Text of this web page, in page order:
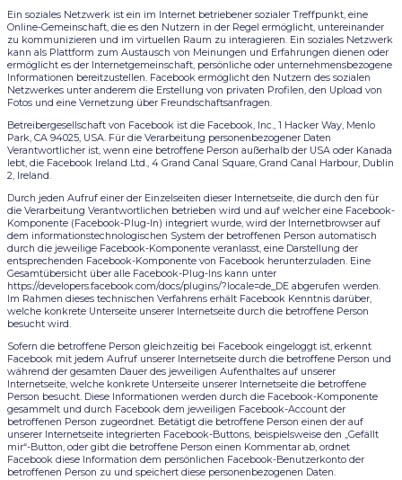
Ein soziales Netzwerk ist ein im Internet betriebener sozialer Treffpunkt, eine
Online-Gemeinschaft, die es den Nutzern in der Regel ermöglicht, untereinander
zu kommunizieren und im virtuellen Raum zu interagieren. Ein soziales Netzwerk
kann als Plattform zum Austausch von Meinungen und Erfahrungen dienen oder
ermöglicht es der Internetgemeinschaft, persönliche oder unternehmensbezogene
Informationen bereitzustellen. Facebook ermöglicht den Nutzern des sozialen
Netzwerkes unter anderem die Erstellung von privaten Profilen, den Upload von
Fotos und eine Vernetzung über Freundschaftsanfragen.
Betreibergesellschaft von Facebook ist die Facebook, Inc., 1 Hacker Way, Menlo
Park, CA 94025, USA. Für die Verarbeitung personenbezogener Daten
Verantwortlicher ist, wenn eine betroffene Person außerhalb der USA oder Kanada
lebt, die Facebook Ireland Ltd., 4 Grand Canal Square, Grand Canal Harbour, Dublin
2, Ireland.
Durch jeden Aufruf einer der Einzelseiten dieser Internetseite, die durch den für
die Verarbeitung Verantwortlichen betrieben wird und auf welcher eine Facebook-
Komponente (Facebook-Plug-In) integriert wurde, wird der Internetbrowser auf
dem informationstechnologischen System der betroffenen Person automatisch
durch die jeweilige Facebook-Komponente veranlasst, eine Darstellung der
entsprechenden Facebook-Komponente von Facebook herunterzuladen. Eine
Gesamtübersicht über alle Facebook-Plug-Ins kann unter
https://developers.facebook.com/docs/plugins/?locale=de_DE abgerufen werden.
Im Rahmen dieses technischen Verfahrens erhält Facebook Kenntnis darüber,
welche konkrete Unterseite unserer Internetseite durch die betroffene Person
besucht wird.
Sofern die betroffene Person gleichzeitig bei Facebook eingeloggt ist, erkennt
Facebook mit jedem Aufruf unserer Internetseite durch die betroffene Person und
während der gesamten Dauer des jeweiligen Aufenthaltes auf unserer
Internetseite, welche konkrete Unterseite unserer Internetseite die betroffene
Person besucht. Diese Informationen werden durch die Facebook-Komponente
gesammelt und durch Facebook dem jeweiligen Facebook-Account der
betroffenen Person zugeordnet. Betätigt die betroffene Person einen der auf
unserer Internetseite integrierten Facebook-Buttons, beispielsweise den „Gefällt
mir“-Button, oder gibt die betroffene Person einen Kommentar ab, ordnet
Facebook diese Information dem persönlichen Facebook-Benutzerkonto der
betroffenen Person zu und speichert diese personenbezogenen Daten.